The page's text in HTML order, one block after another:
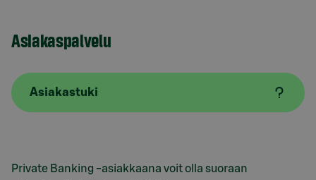
Asiakaspalvelu
Asiakastuki
Private Banking -asiakkaana voit olla suoraan